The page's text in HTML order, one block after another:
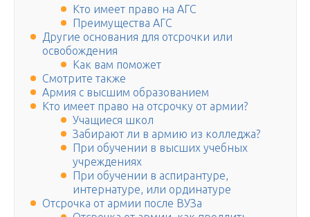
Кто имеет право на АГС
Преимущества АГС
Другие основания для отсрочки или
освобождения
Как вам поможет
Смотрите также
Армия с высшим образованием
Кто имеет право на отсрочку от армии?
Учащиеся школ
Забирают ли в армию из колледжа?
При обучении в высших учебных
учреждениях
При обучении в аспирантуре,
интернатуре, или ординатуре
Отсрочка от армии после ВУЗа